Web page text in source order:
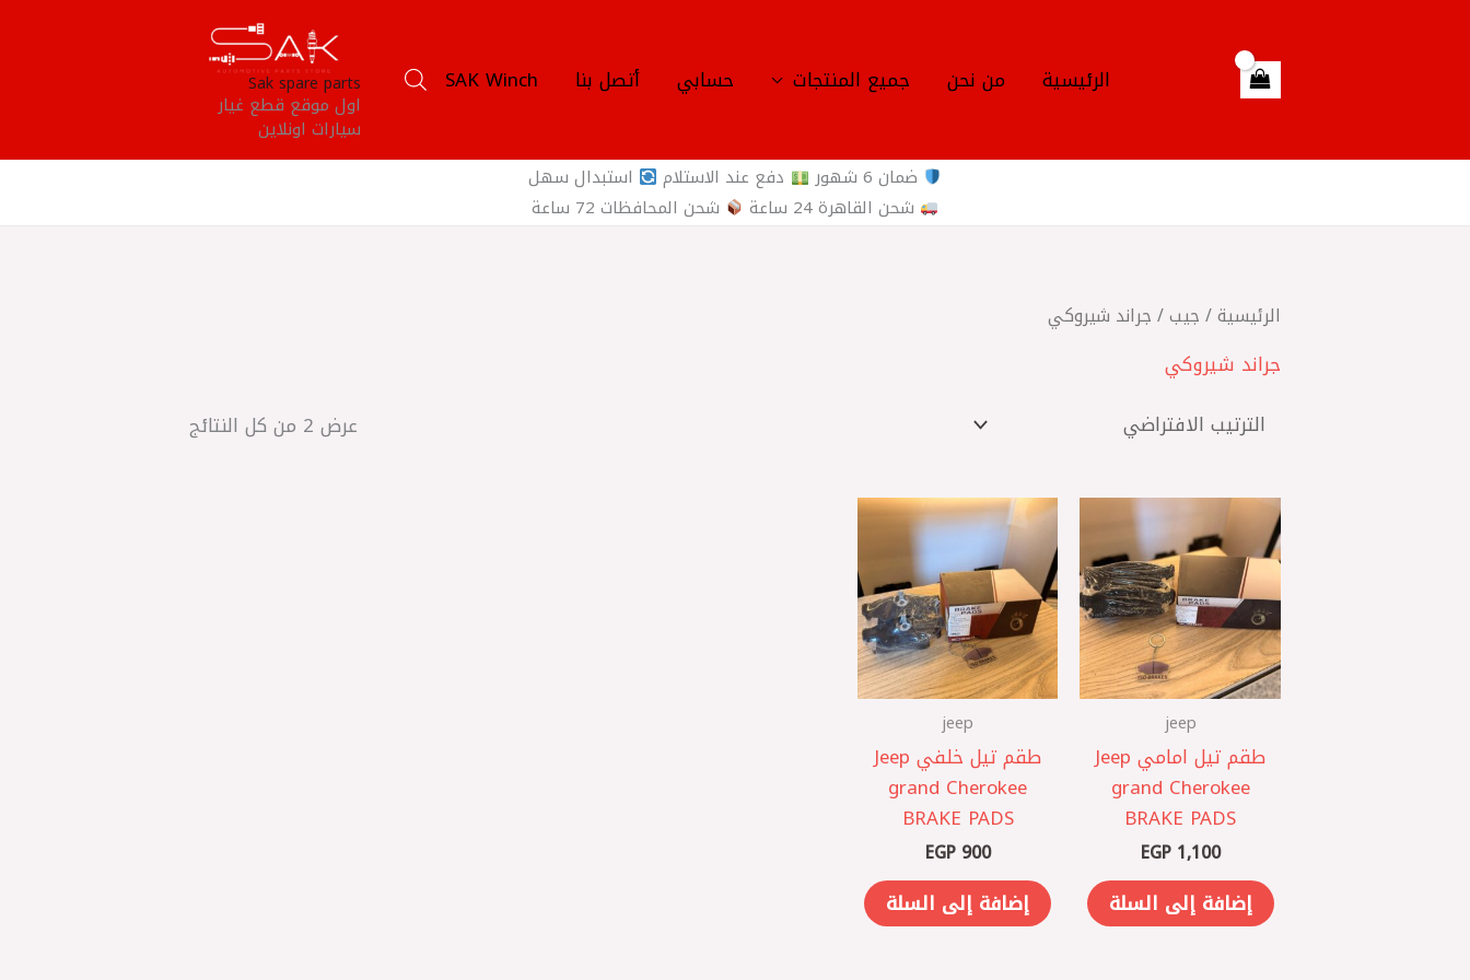
الرئيسية من نحن جميع المنتجات حسابي أتصل بنا SAK Winch
Sak spare parts
اول موقع قطع غيار
سيارات اونلاين
ضمان 6 شهور
دفع عند الاستلام
استبدال سهل
شحن القاهرة 24 ساعة
شحن المحافظات 72 ساعة
الرئيسية/ جيب/ جراند شيروكي
جراند شيروكي
عرض ⁦2⁩ من كل النتائج
jeep
طقم تيل امامي Jeep
grand Cherokee
BRAKE PADS
EGP1,100
إضافة إلى السلة
jeep
طقم تيل خلفي Jeep
grand Cherokee
BRAKE PADS
EGP900
إضافة إلى السلة